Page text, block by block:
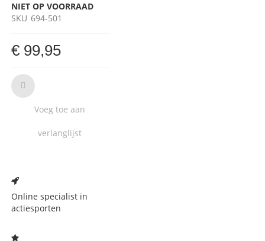
NIET OP VOORRAAD
SKU 694-501
€ 99,95
Voeg toe aan
verlanglijst
verlanglijst
Online specialist in
actiesporten